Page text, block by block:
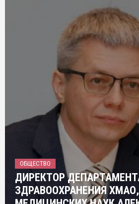
ОБЩЕСТВО
ДИРЕКТОР
ЗДРАВООХРАНЕНИЯ